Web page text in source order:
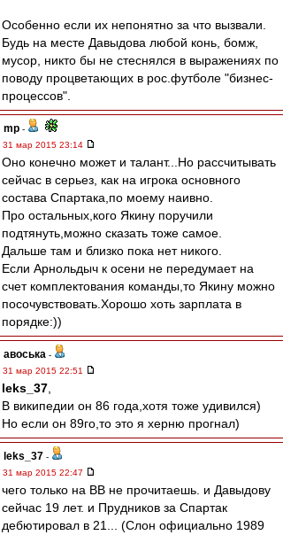
Особенно если их непонятно за что вызвали.
Будь на месте Давыдова любой конь, бомж,
мусор, никто бы не стеснялся в выражениях по
поводу процветающих в рос.футболе "бизнес-
процессов".
mp -
31 мар 2015 23:14
Оно конечно может и талант...Но рассчитывать
сейчас в серьез, как на игрока основного
состава Спартака,по моему наивно.
Про остальных,кого Якину поручили
подтянуть,можно сказать тоже самое.
Дальше там и близко пока нет никого.
Если Арнольдыч к осени не передумает на
счет комплектования команды,то Якину можно
посочувствовать.Хорошо хоть зарплата в
порядке:))
авоська -
31 мар 2015 22:51
leks_37
В википедии он 86 года,хотя тоже удивился)
Но если он 89го,то это я херню прогнал)
leks_37 -
31 мар 2015 22:47
чего только на ВВ не прочитаешь. и Давыдову
сейчас 19 лет. и Прудников за Спартак
дебютировал в 21... (Слон официально 1989